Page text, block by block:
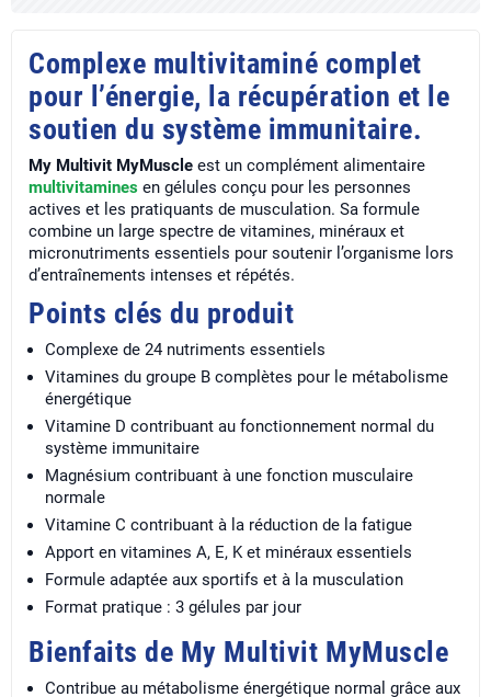
Complexe multivitaminé complet
pour l’énergie, la récupération et le
soutien du système immunitaire.
My Multivit MyMuscle est un complément alimentaire
multivitamines en gélules conçu pour les personnes
actives et les pratiquants de musculation. Sa formule
combine un large spectre de vitamines, minéraux et
micronutriments essentiels pour soutenir l’organisme lors
d’entraînements intenses et répétés.
Points clés du produit
Complexe de 24 nutriments essentiels
Vitamines du groupe B complètes pour le métabolisme
énergétique
Vitamine D contribuant au fonctionnement normal du
système immunitaire
Magnésium contribuant à une fonction musculaire
normale
Vitamine C contribuant à la réduction de la fatigue
Apport en vitamines A, E, K et minéraux essentiels
Formule adaptée aux sportifs et à la musculation
Format pratique : 3 gélules par jour
Bienfaits de My Multivit MyMuscle
Contribue au métabolisme énergétique normal grâce aux